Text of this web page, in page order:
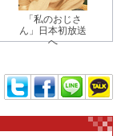
「私のおじさ
ん」日本初放送
へ